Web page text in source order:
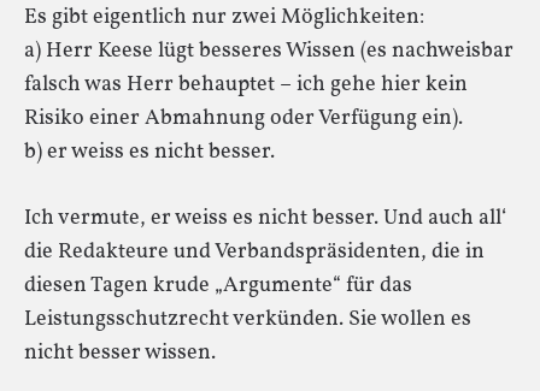
Es gibt eigentlich nur zwei Möglichkeiten:
a) Herr Keese lügt besseres Wissen (es nachweisbar
falsch was Herr behauptet – ich gehe hier kein
Risiko einer Abmahnung oder Verfügung ein).
b) er weiss es nicht besser.
Ich vermute, er weiss es nicht besser. Und auch all‘
die Redakteure und Verbandspräsidenten, die in
diesen Tagen krude „Argumente“ für das
Leistungsschutzrecht verkünden. Sie wollen es
nicht besser wissen.